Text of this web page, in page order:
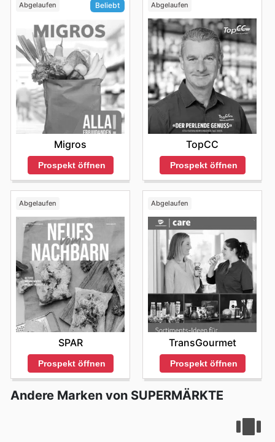
Abgelaufen Beliebt
Migros
Prospekt öffnen
Abgelaufen
TopCC
Prospekt öffnen
Abgelaufen
SPAR
Prospekt öffnen
Abgelaufen
TransGourmet
Prospekt öffnen
Andere Marken von SUPERMÄRKTE